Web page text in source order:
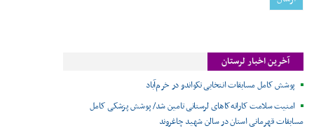
آخرین اخبار لرستان
پوشش کامل مسابقات انتخابی تکواندو در خرم‌آباد
امنیت سلامت کاراته‌کاهای لرستانی تامین شد/ پوشش پزشکی کامل
مسابقات قهرمانی استان در سالن شهید چاغروند